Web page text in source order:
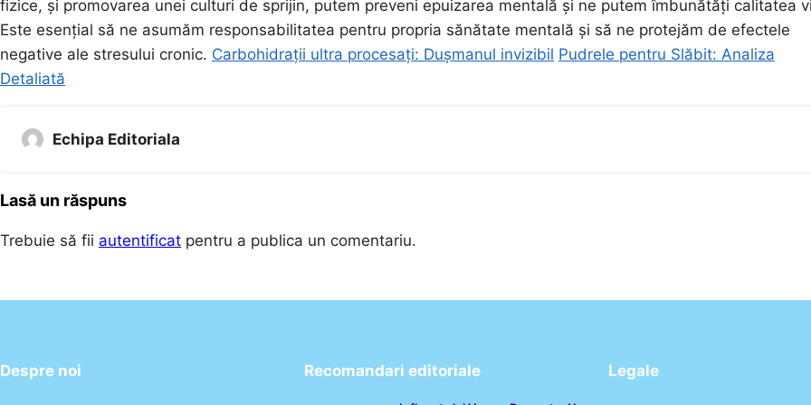
fizice, și promovarea unei culturi de sprijin, putem preveni epuizarea mentală și ne putem îmbunătăți calitatea
Este esențial să ne asumăm responsabilitatea pentru propria sănătate mentală și să ne protejăm de efectele
negative ale stresului cronic. Carbohidrații ultra procesați: Dușmanul invizibil Pudrele pentru Slăbit: Analiza
Detaliată
Echipa Editoriala
Lasă un răspuns
Trebuie să fii autentificat pentru a publica un comentariu.
Despre noi Recomandari editoriale Legale